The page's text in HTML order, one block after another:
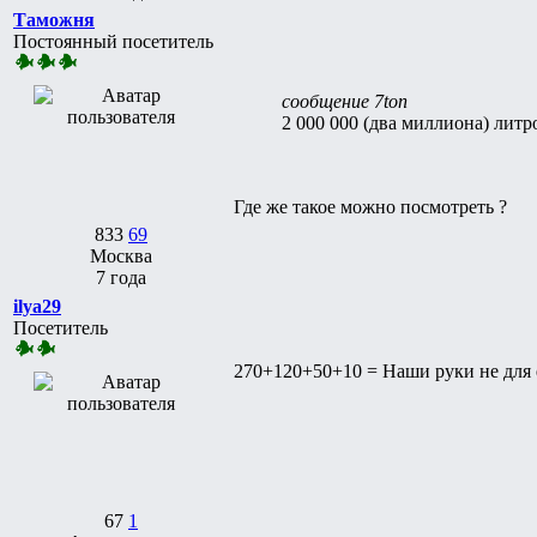
Таможня
Постоянный посетитель
833 69
Москва
7 года
сообщение 7ton
2 000 000 (два миллиона)
Где же такое можно посмотреть ?
ilya29
Посетитель
67 1
270+120+50+10 = Наши руки не для